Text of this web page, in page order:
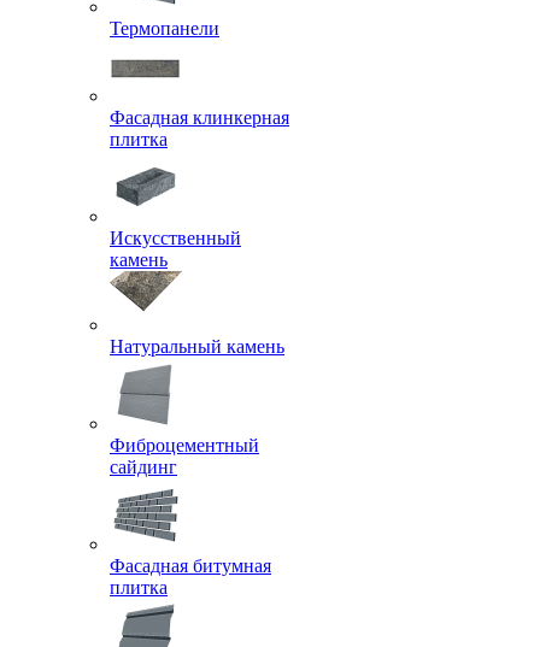
Термопанели
Фасадная клинкерная
плитка
Искусственный
камень
Натуральный камень
Фиброцементный
сайдинг
Фасадная битумная
плитка